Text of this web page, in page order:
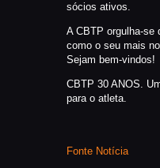
sócios ativos.
A CBTP orgulha-se
como o seu mais
Sejam bem-vindos!
CBTP 30 ANOS.
para o atleta.
Fonte Notícia